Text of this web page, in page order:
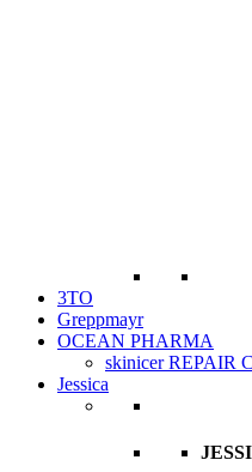
3TO
Greppmayr
OCEAN PHARMA
skinicer REPAIR
Jessica